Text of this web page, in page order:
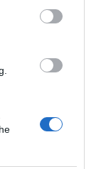
η νέα